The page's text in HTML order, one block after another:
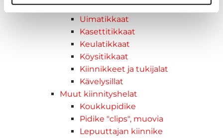
Venetikkaat
Uimatikkaat
Kasettitikkaat
Keulatikkaat
Köysitikkaat
Kiinnikkeet ja tukijalat
Kävelysillat
Muut kiinnityshelat
Koukkupidike
Pidike "clips", muovia
Lepuuttajan kiinnike